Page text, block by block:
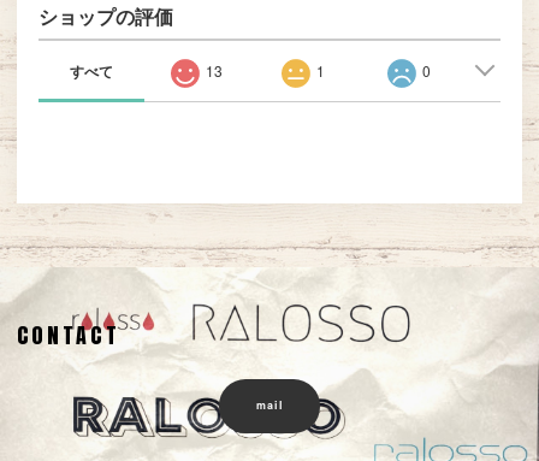
ショップの評価
すべて 13 1 0
CONTACT
mail